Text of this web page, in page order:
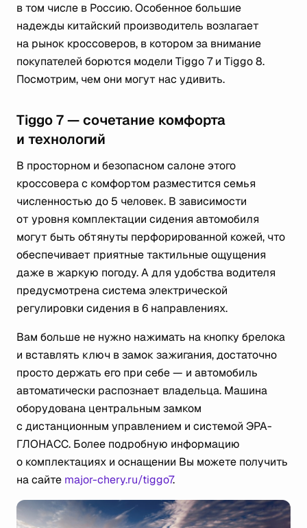
в том числе в Россию. Особенное большие
надежды китайский производитель возлагает
на рынок кроссоверов, в котором за внимание
покупателей борются модели Tiggo 7 и Tiggo 8.
Посмотрим, чем они могут нас удивить.
Tiggo 7 — сочетание комфорта
и технологий
В просторном и безопасном салоне этого
кроссовера с комфортом разместится семья
численностью до 5 человек. В зависимости
от уровня комплектации сидения автомобиля
могут быть обтянуты перфорированной кожей, что
обеспечивает приятные тактильные ощущения
даже в жаркую погоду. А для удобства водителя
предусмотрена система электрической
регулировки сидения в 6 направлениях.
Вам больше не нужно нажимать на кнопку брелока
и вставлять ключ в замок зажигания, достаточно
просто держать его при себе — и автомобиль
автоматически распознает владельца. Машина
оборудована центральным замком
с дистанционным управлением и системой ЭРА-
ГЛОНАСС. Более подробную информацию
о комплектациях и оснащении Вы можете получить
на сайте major-chery.ru/tiggo7.